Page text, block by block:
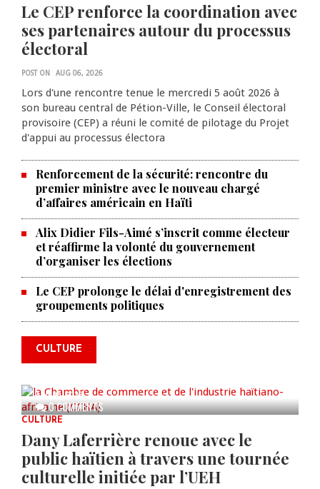
Le CEP renforce la coordination avec
ses partenaires autour du processus
électoral
POST ON AUG 06, 2026
Lors d'une rencontre tenue le mercredi 5 août 2026 à
son bureau central de Pétion-Ville, le Conseil électoral
provisoire (CEP) a réuni le comité de pilotage du Projet
d'appui au processus électora
Renforcement de la sécurité: rencontre du
premier ministre avec le nouveau chargé
d’affaires américain en Haïti
Alix Didier Fils-Aimé s’inscrit comme électeur
et réaffirme la volonté du gouvernement
d’organiser les élections
Le CEP prolonge le délai d'enregistrement des
groupements politiques
CULTURE
0 COMMENTS
La Chambre de commerce et de
l'industrie haïtiano-africaine
annonce des activités pour
commémorer le 235e
anniversaire de la cérémonie du
AUG 05, 2026
CULTURE
Dany Laferrière renoue avec le
public haïtien à travers une tournée
culturelle initiée par l’UEH